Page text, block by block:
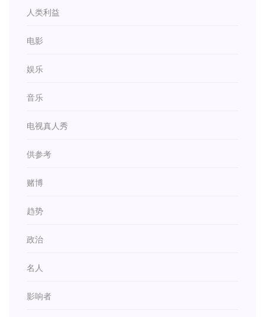
人类利益
电影
娱乐
音乐
电视真人秀
供参考
赌博
趋势
政治
名人
影响者